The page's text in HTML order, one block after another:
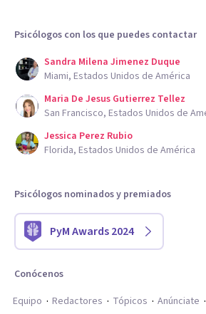
Psicólogos con los que puedes contactar
Sandra Milena Jimenez Duque
Miami, Estados Unidos de América
Maria De Jesus Gutierrez Tellez
San Francisco, Estados Unidos de
Jessica Perez Rubio
Florida, Estados Unidos de América
Psicólogos nominados y premiados
PyM Awards 2024
Conócenos
Equipo
Redactores Tópicos Anúnciate